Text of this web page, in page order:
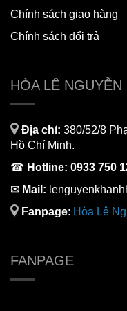
Chính sách giao hàng
Chính sách đổi trả
HÒA LÊ
Địa chỉ: 380/52/8
Hồ Chí Minh.
☎ Hotline: 0933 750
✉ Mail:
Fanpage: Hòa Lê
FANPAGE